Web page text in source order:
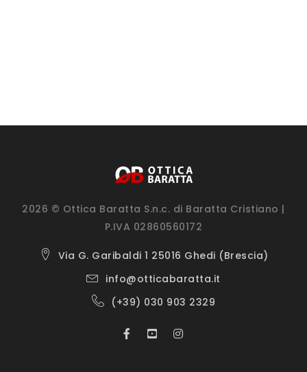
2026 © Ottica Baratta S.n.c. di Baratta Cristiano |
P.IVA 02860560172
Via G. Garibaldi 1 25016 Ghedi (Brescia)
info@otticabaratta.it
(+39) 030 903 2329